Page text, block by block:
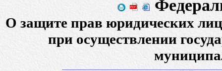
О защите прав юридических
при осуществлении